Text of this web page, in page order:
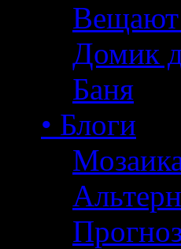
Домик
Баня
• Блоги